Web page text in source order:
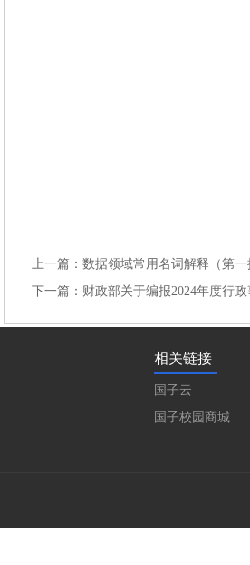
上一篇：数据领域常用名词解释（第一
下一篇：财政部关于编报2024年度行
相关链接
国子云
国子校园商城